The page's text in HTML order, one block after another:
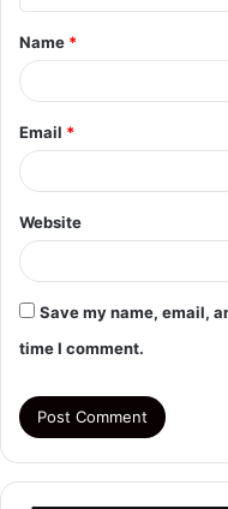
t
*
Name *
Email *
Website
Save my name, email,
time I comment.